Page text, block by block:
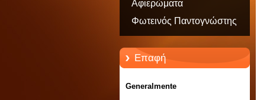
Αφιερώματα
Φωτεινός Παντογνώστης
Επαφή
Generalmente